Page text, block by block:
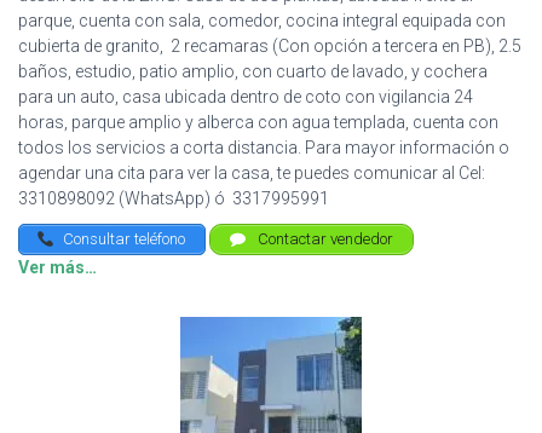
parque, cuenta con sala, comedor, cocina integral equipada con
cubierta de granito, 2 recamaras (Con opción a tercera en PB), 2.5
baños, estudio, patio amplio, con cuarto de lavado, y cochera
para un auto, casa ubicada dentro de coto con vigilancia 24
horas, parque amplio y alberca con agua templada, cuenta con
todos los servicios a corta distancia. Para mayor información o
agendar una cita para ver la casa, te puedes comunicar al Cel:
3310898092 (WhatsApp) ó 3317995991
Consultar teléfono Contactar vendedor
Ver más…